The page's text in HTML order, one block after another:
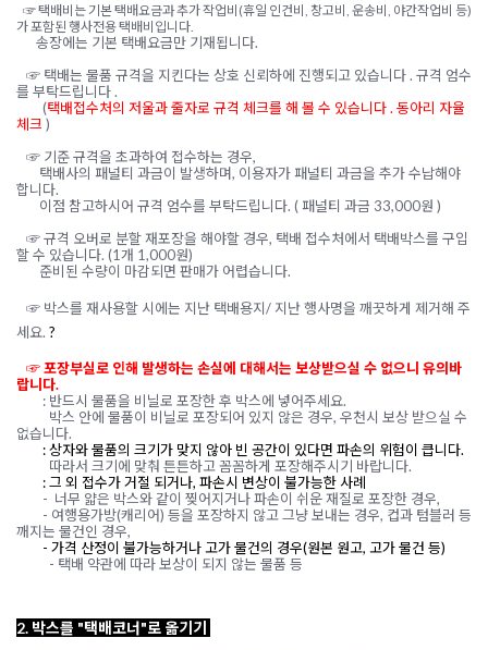
☞ 택배비는 기본 택배요금과 추가 작업비(휴일 인건비, 창고비, 운송비, 야간작업비 등)
가 포함된 행사전용 택배비입니다.
송장에는 기본 택배요금만 기재됩니다.
☞ 택배는 물품 규격을 지킨다는 상호 신뢰하에 진행되고 있습니다. 규격 엄수
를 부탁드립니다.
(택배접수처의 저울과 줄자로 규격 체크를 해 볼 수 있습니다. 동아리 자율
체크 )
☞ 기준 규격을 초과하여 접수하는 경우,
택배사의 패널티 과금이 발생하며, 이용자가 패널티 과금을 추가 수납해야
합니다.
이점 참고하시어 규격 엄수를 부탁드립니다. ( 패널티 과금 33,000원 )
☞ 규격 오버로 분할 재포장을 해야할 경우, 택배 접수처에서 택배박스를 구입
할 수 있습니다. (1개 1,000원)
준비된 수량이 마감되면 판매가 어렵습니다.
☞ 박스를 재사용할 시에는 지난 택배용지/ 지난 행사명을 깨끗하게 제거해 주
세요. ?
☞포장부실로 인해 발생하는 손실에 대해서는 보상받으실 수 없으니 유의바
랍니다.
: 반드시 물품을 비닐로 포장한 후 박스에 넣어주세요.
박스 안에 물품이 비닐로 포장되어 있지 않은 경우, 우천시 보상 받으실 수
없습니다.
:상자와 물품의 크기가 맞지 않아 빈 공간이 있다면 파손의 위험이 큽니다.
따라서 크기에 맞춰 튼튼하고 꼼꼼하게 포장해주시기 바랍니다.
:그 외 접수가 거절 되거나, 파손시 변상이 불가능한 사례
- 너무 얇은 박스와 같이 찢어지거나 파손이 쉬운 재질로 포장한 경우,
- 여행용가방(캐리어) 등을 포장하지 않고 그냥 보내는 경우, 컵과 텀블러 등
깨지는 물건인 경우,
- 가격 산정이 불가능하거나 고가 물건의 경우(원본 원고, 고가 물건 등)
- 택배 약관에 따라 보상이 되지 않는 물품 등
2. 박스를 "택배코너"로 옮기기